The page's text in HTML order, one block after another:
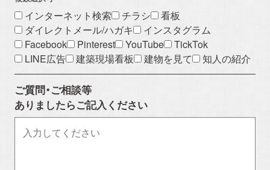
インターネット検索 チラシ
看板
ダイレクトメール/ハガキ
インスタグラム
Facebook
Pinterest YouTube
TickTok
LINE広告
建築現場看板 建物を見て 知人の紹介
ご質問・ご相談等
ありましたらご記入ください